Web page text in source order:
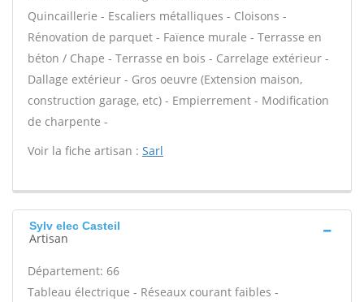
Quincaillerie - Escaliers métalliques - Cloisons -
Rénovation de parquet - Faïence murale - Terrasse en
béton / Chape - Terrasse en bois - Carrelage extérieur -
Dallage extérieur - Gros oeuvre (Extension maison,
construction garage, etc) - Empierrement - Modification
de charpente -
Voir la fiche artisan : Sarl
Sylv elec Casteil
Artisan
Département: 66
Tableau électrique - Réseaux courant faibles -